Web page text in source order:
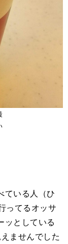
ている人（ひ
ってるオッサ
ッとしている
ませんでした